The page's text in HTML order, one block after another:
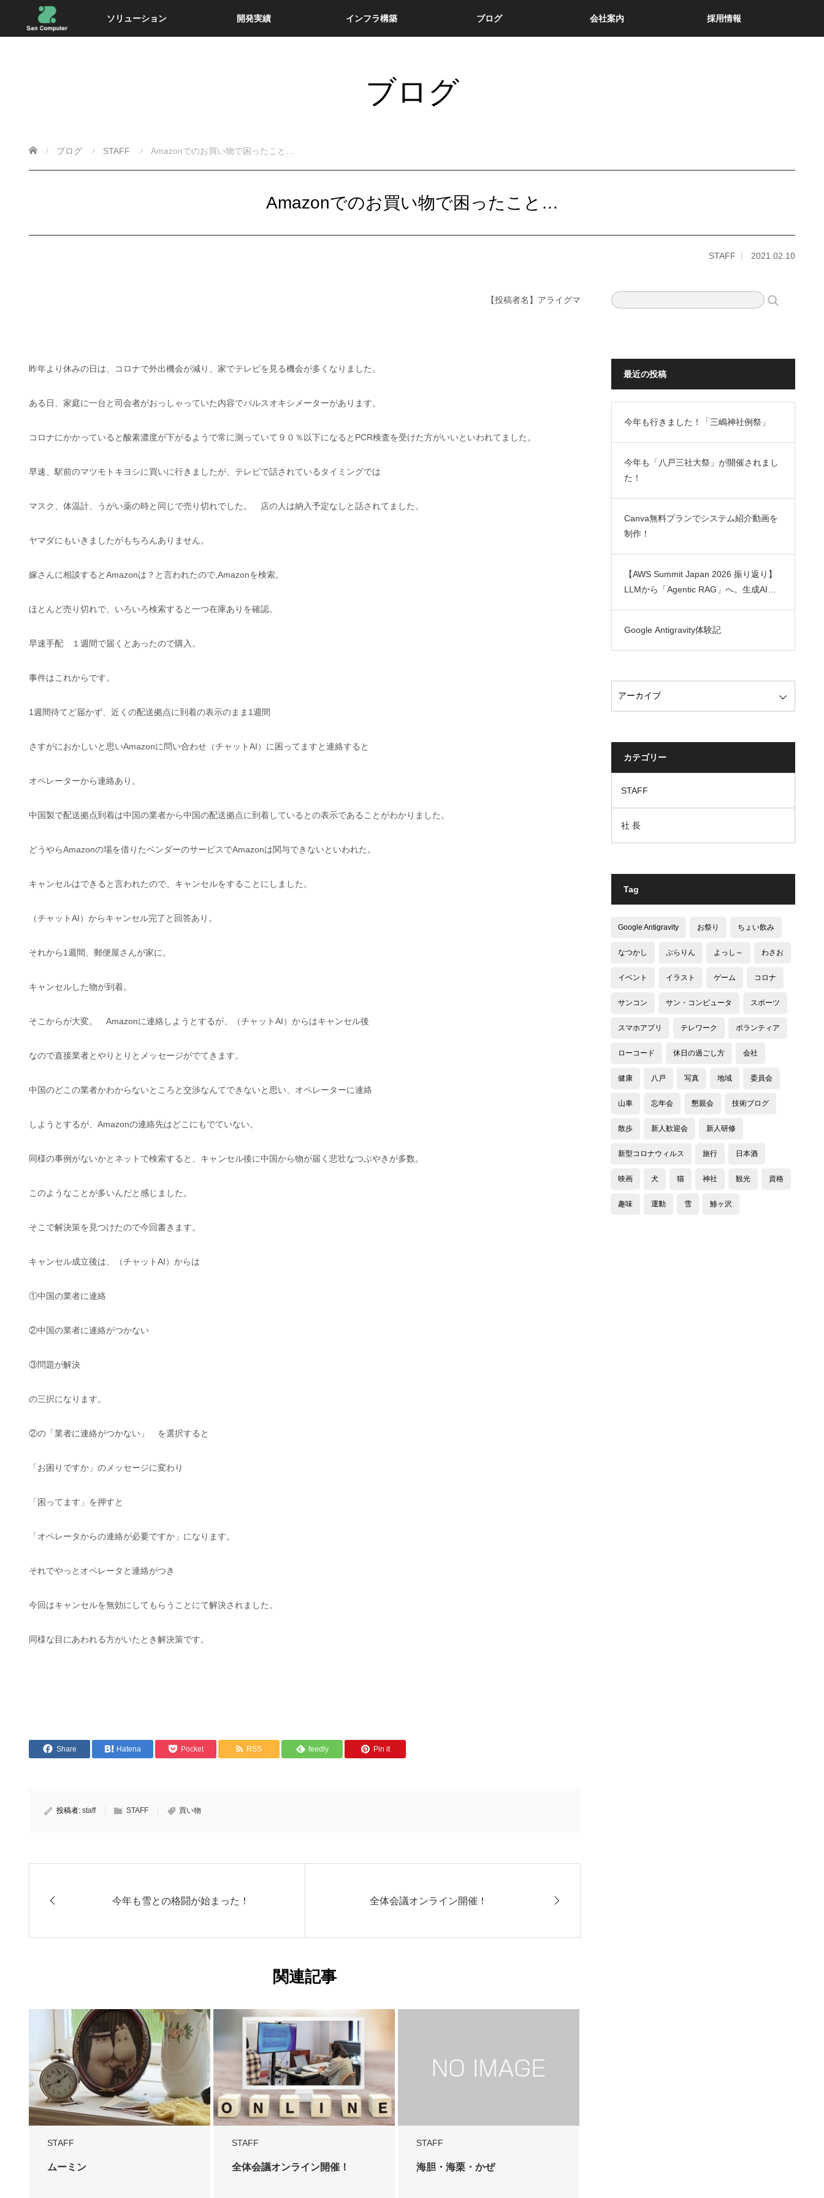
ソリューション 開発実績 インフラ構築 ブログ 会社案内 採用情報
ブログ
ホーム ブログ STAFF Amazonでのお買い物で困ったこと…
Amazonでのお買い物で困ったこと…
STAFF 2021.02.10
【投稿者名】アライグマ
昨年より休みの日は、コロナで外出機会が減り、家でテレビを見る機会が多くなりました。
ある日、家庭に一台と司会者がおっしゃっていた内容でパルスオキシメーターがあります。
コロナにかかっていると酸素濃度が下がるようで常に測っていて９０％以下になるとPCR検査を受けた方がいいといわれてました。
早速、駅前のマツモトキヨシに買いに行きましたが、テレビで話されているタイミングでは
マスク、体温計、うがい薬の時と同じで売り切れでした。 店の人は納入予定なしと話されてました。
ヤマダにもいきましたがもちろんありません。
嫁さんに相談するとAmazonは？と言われたので,Amazonを検索。
ほとんど売り切れで、いろいろ検索すると一つ在庫ありを確認。
早速手配 １週間で届くとあったので購入。
事件はこれからです。
1週間待てど届かず、近くの配送拠点に到着の表示のまま1週間
さすがにおかしいと思いAmazonに問い合わせ（チャットAI）に困ってますと連絡すると
オペレーターから連絡あり。
中国製で配送拠点到着は中国の業者から中国の配送拠点に到着しているとの表示であることがわかりました。
どうやらAmazonの場を借りたベンダーのサービスでAmazonは関与できないといわれた。
キャンセルはできると言われたので、キャンセルをすることにしました。
（チャットAI）からキャンセル完了と回答あり。
それから1週間、郵便屋さんが家に。
キャンセルした物が到着。
そこからが大変。 Amazonに連絡しようとするが、（チャットAI）からはキャンセル後
なので直接業者とやりとりとメッセージがでてきます。
中国のどこの業者かわからないところと交渉なんてできないと思い、オペレーターに連絡
しようとするが、Amazonの連絡先はどこにもでていない。
同様の事例がないかとネットで検索すると、キャンセル後に中国から物が届く悲壮なつぶやきが多数。
このようなことが多いんだと感じました。
そこで解決策を見つけたので今回書きます。
キャンセル成立後は、（チャットAI）からは
①中国の業者に連絡
②中国の業者に連絡がつかない
③問題が解決
の三択になります。
②の「業者に連絡がつかない」 を選択すると
「お困りですか」のメッセージに変わり
「困ってます」を押すと
「オペレータからの連絡が必要ですか」になります。
それでやっとオペレータと連絡がつき
今回はキャンセルを無効にしてもらうことにて解決されました。
同様な目にあわれる方がいたとき解決策です。
Share Hatena Pocket RSS feedly Pin it
投稿者: staff STAFF 買い物
今年も雪との格闘が始まった！ 全体会議オンライン開催！
関連記事
STAFF
ムーミン
STAFF
全体会議オンライン開催！
STAFF
海胆・海栗・かぜ
最近の投稿
今年も行きました！「三嶋神社例祭」
今年も「八戸三社大祭」が開催されまし
た！
Canva無料プランでシステム紹介動画を
制作！
【AWS Summit Japan 2026 振り返り】
LLMから「Agentic RAG」へ。生成AIの
Google Antigravity体験記
カテゴリー
STAFF
社 長
Tag
Google Antigravity お祭り ちょい飲み
なつかし ぶらりん よっし～ わさお
イベント イラスト ゲーム コロナ
サンコン サン・コンピュータ スポーツ
スマホアプリ テレワーク ボランティア
ローコード 休日の過ごし方 会社
健康 八戸 写真 地域 委員会
山車 忘年会 懇親会 技術ブログ
散歩 新人歓迎会 新人研修
新型コロナウィルス 旅行 日本酒
映画 犬 猫 神社 観光 資格
趣味 運動 雪 鯵ヶ沢